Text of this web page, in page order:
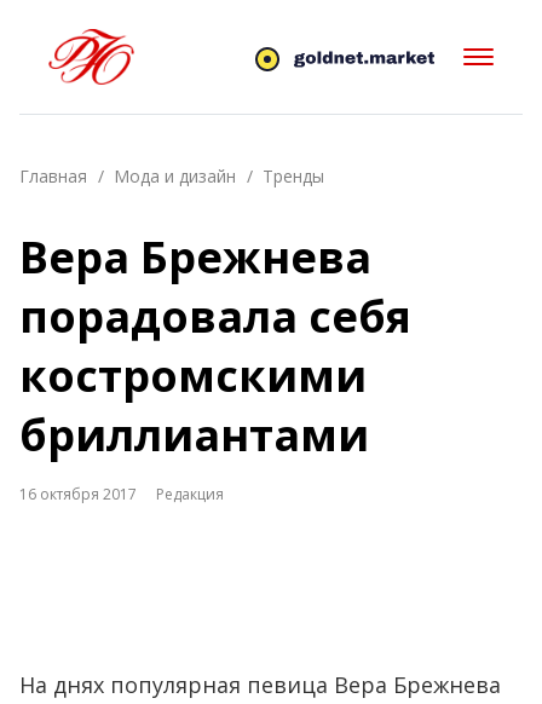
Главная Мода и дизайн Тренды
Вера Брежнева
порадовала себя
костромскими
бриллиантами
16 октября 2017 Редакция
На днях популярная певица Вера Брежнева